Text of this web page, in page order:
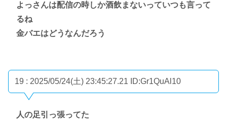
よっさんは配信の時しか酒飲まないっていつも言って
るね
金バエはどうなんだろう
19 : 2025/05/24(土) 23:45:27.21 ID:Gr1QuAl10
人の足引っ張ってた